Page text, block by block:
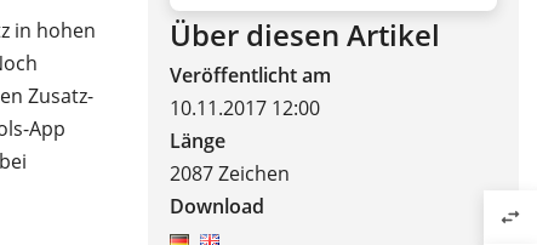
in hohen
Zusatz-
App
Über diesen Artikel
Veröffentlicht am
10.11.2017 12:00
Länge
2087 Zeichen
Download
swap_horiz